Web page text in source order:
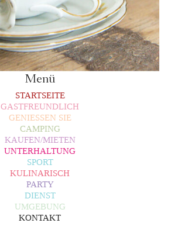
Menü
STARTSEITE
GASTFREUNDLICH
GENIESSEN SIE
CAMPING
KAUFEN/MIETEN
UNTERHALTUNG
SPORT
KULINARISCH
PARTY
DIENST
UMGEBUNG
KONTAKT